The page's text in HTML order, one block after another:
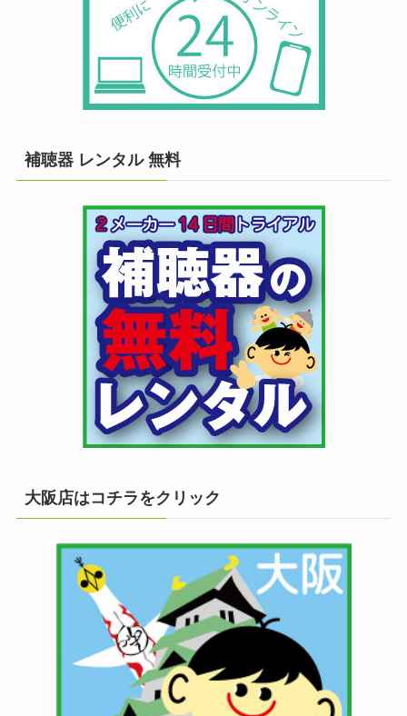
補聴器 レンタル 無料
大阪店はコチラをクリック